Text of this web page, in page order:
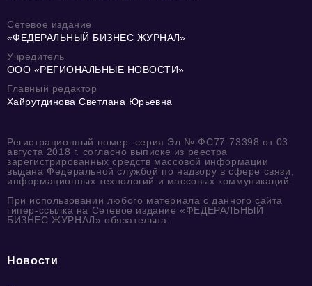
Сетевое издание
«ФЕДЕРАЛЬНЫЙ БИЗНЕС ЖУРНАЛ»
Учредитель
ООО «РЕГИОНАЛЬНЫЕ НОВОСТИ»
Главный редактор
Хайрутдинова Светлана Юрьевна
Регистрационный номер: серия Эл № ФС77-73398 от 03
августа 2018 г. согласно выписке из реестра
зарегистрированных средств массовой информации
выдана Федеральной службой по надзору в сфере связи,
информационных технологий и массовых коммуникаций.
При использовании любого материала с данного сайта
гипер-ссылка на Сетевое издание «ФЕДЕРАЛЬНЫЙ
БИЗНЕС ЖУРНАЛ» обязательна.
Новости